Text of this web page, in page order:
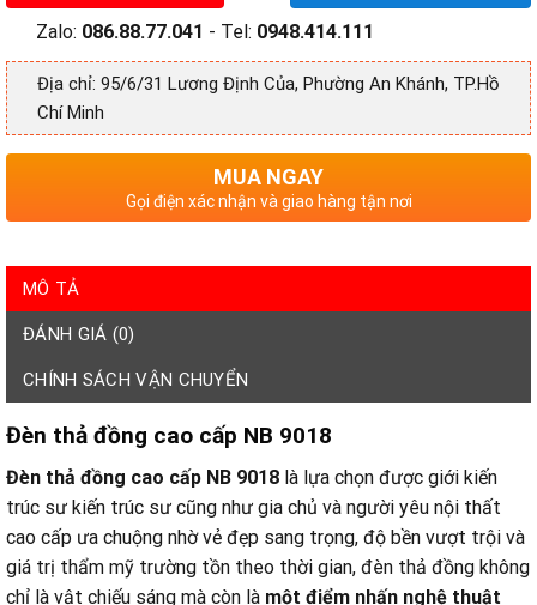
Zalo: 086.88.77.041 - Tel: 0948.414.111
Địa chỉ: 95/6/31 Lương Định Của, Phường An Khánh, TP.Hồ
Chí Minh
MUA NGAY
Gọi điện xác nhận và giao hàng tận nơi
MÔ TẢ
ĐÁNH GIÁ (0)
CHÍNH SÁCH VẬN CHUYỂN
Đèn thả đồng cao cấp NB 9018
Đèn thả đồng cao cấp NB 9018 là lựa chọn được giới kiến
trúc sư kiến trúc sư cũng như gia chủ và người yêu nội thất
cao cấp ưa chuộng nhờ vẻ đẹp sang trọng, độ bền vượt trội và
giá trị thẩm mỹ trường tồn theo thời gian, đèn thả đồng không
chỉ là vật chiếu sáng mà còn là một điểm nhấn nghệ thuật